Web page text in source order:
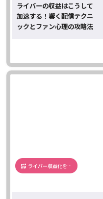
ライバーの収益はこうして
加速する！響く配信テクニ
ックとファン心理の攻略法
ライバー収益化を…